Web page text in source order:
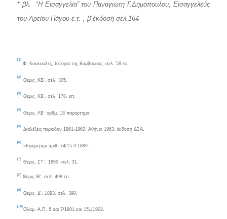
* βλ. “Η Εισαγγελία” του Παναγιώτη Γ.Δημόπουλου, Εισαγγελεύς
του Αρείου Πάγου ε.τ. , β΄έκδοση σελ.164
[1]
Φ. Κουκουλές, Ιστορία της Βαμβακούς, σελ. 58εκ.
[2]
Θέμις, ΚΒ’, σελ. 305.
[3]
Θέμις, KB‘, σελ. 178. επ.
[4]
Θέμις, ΛΒ΄ αρθμ. 18 παράρτημα.
[5]
Διαλέξεις περιόδου 1961-1962, Αθήναι 1963, έκδοση ΔΣΑ.
[6]
«Εφημερίς» αριθ. 74/15-3-1889.
[7]
Θέμις, ΣΤ΄, 1895, σελ. 31.
[8]Θέμις IB‘, σελ. 498 επ.
[9]
Θέμις, Δ’, 1893, σελ. 390.
[10]
Ολομ. Α.Π. 6 και 7/1901 και 151/1902.